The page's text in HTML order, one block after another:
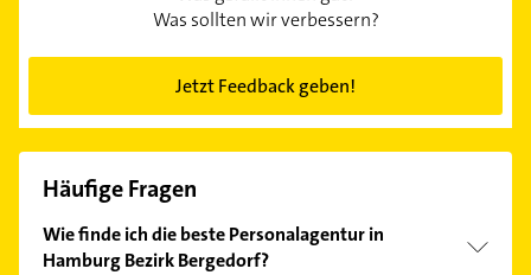
Was sollten wir verbessern?
Jetzt Feedback geben!
Häufige Fragen
Wie finde ich die beste Personalagentur in
Hamburg Bezirk Bergedorf?